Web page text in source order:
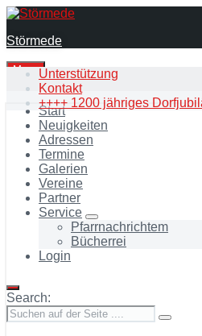
Skip
content
Skip
main
Skip
footer
Störmede
MenuUnterstützung
Kontakt
++++ 1200 jähriges
Start
Neuigkeiten
Adressen
Termine
Galerien
Vereine
Partner
Service
Pfarrnachrichtem
Bücherrei
Login
Search: